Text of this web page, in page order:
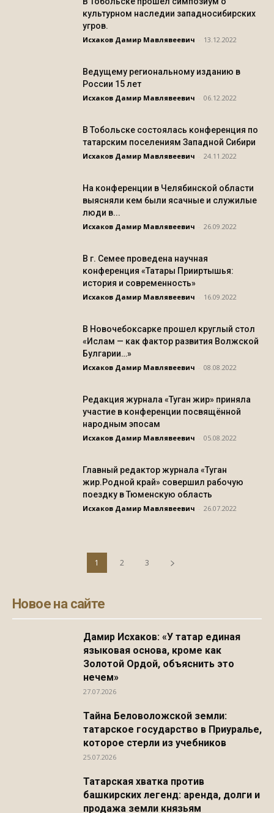
культурном наследии западносибирских
угров.
Исхаков Дамир Мавлявеевич 13.12.2022
Ведущему региональному изданию в
России 15 лет
Исхаков Дамир Мавлявеевич 06.12.2022
В Тобольске состоялась конференция по
татарским поселениям Западной Сибири
Исхаков Дамир Мавлявеевич 24.11.2022
На конференции в Челябинской области
выясняли кем были ясачные и служилые
люди в...
Исхаков Дамир Мавлявеевич 26.09.2022
В г. Семее проведена научная
конференция «Татары Прииртышья:
история и современность»
Исхаков Дамир Мавлявеевич 16.09.2022
В Новочебоксарке прошел круглый стол
«Ислам — как фактор развития Волжской
Булгарии…»
Исхаков Дамир Мавлявеевич 08.08.2022
Редакция журнала «Туган жир» приняла
участие в конференции посвящённой
народным эпосам
Исхаков Дамир Мавлявеевич 05.08.2022
Главный редактор журнала «Туган
жир.Родной край» совершил рабочую
поездку в Тюменскую область
Исхаков Дамир Мавлявеевич 26.07.2022
1 2 3
Новое на сайте
Дамир Исхаков: «У татар единая
языковая основа, кроме как
Золотой Ордой, объяснить это
нечем»
27.07.2026
Тайна Беловоложской земли:
татарское государство в Приуралье,
которое стерли из учебников
25.07.2026
Татарская хватка против
башкирских легенд: аренда, долги и
продажа земли князьям